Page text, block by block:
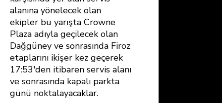
alanına yönelecek olan
ekipler bu yarışta Crowne
Plaza adıyla geçilecek olan
Dağgüney ve sonrasında Firoz
etaplarını ikişer kez geçerek
17:53′den itibaren servis alanı
ve sonrasında kapalı parkta
günü noktalayacaklar.